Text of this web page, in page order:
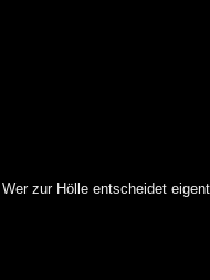
Wer zur Hölle entscheidet